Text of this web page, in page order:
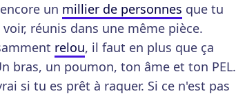
un millier de personnes que tu
réunis dans une même pièce.
relou, il faut en plus que ça
bras, un poumon, ton âme et ton PEL.
si tu es prêt à raquer. Si ce n'est pas